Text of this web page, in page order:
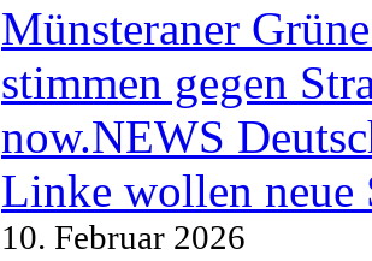
Münsteraner
stimmen gegen
now.NEWS
Linke wollen neue
10. Februar 2026